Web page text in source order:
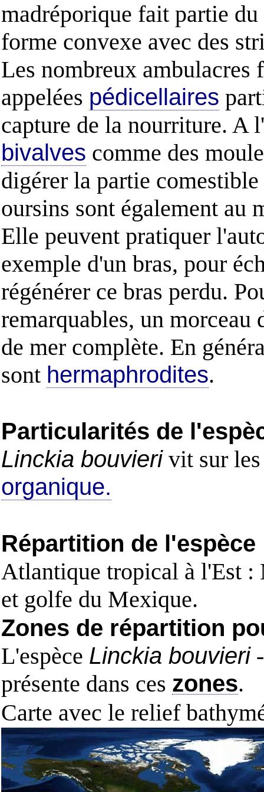
madréporique fait partie
forme convexe avec des
Les nombreux ambulacres
appelées pédicellaires
capture de la nourriture. A
bivalves comme des
digérer la partie
oursins sont également au
Elle peuvent pratiquer
exemple d'un bras, pour
régénérer ce bras perdu.
remarquables, un morceau
de mer complète. En
sont hermaphrodites.
Particularités de
Linckia bouvierivit sur les
organique.
Répartition de l'espèce
Atlantique tropical à l'Est :
et golfe du Mexique.
Zones de répartition
L'espèce Linckia bouvieri-
présente dans ces zones.
Carte avec le relief